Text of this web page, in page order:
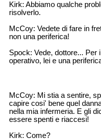
Kirk: Abbiamo qualche
risolverlo.
McCoy: Vedete di fare in
non una periferica!
Spock: Vede, dottore... Per
operativo, lei e una
McCoy: Mi stia a sentire,
capire cosi' bene quel
nella mia infermeria. E gli
essere spenti e riaccesi!
Kirk: Come?